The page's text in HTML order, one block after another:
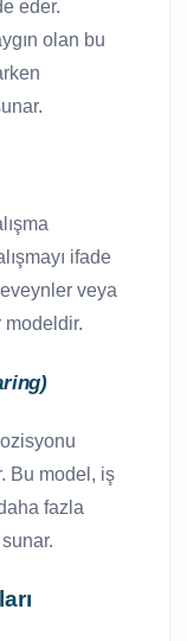
eder.
olan bu
ifade
veya
Bu model, iş
fazla